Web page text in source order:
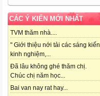
CÁC Ý KIẾN MỚI NHẤT
TVM thăm nhà....
" Giới thiệu nới tải các sáng kiến
kinh nghiệm,...
Đã lâu không ghé thăm chị.
Chúc chị năm học...
Bai van nay rat hay...